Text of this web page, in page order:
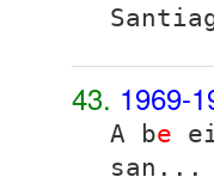
43. 1969-
A be
san...